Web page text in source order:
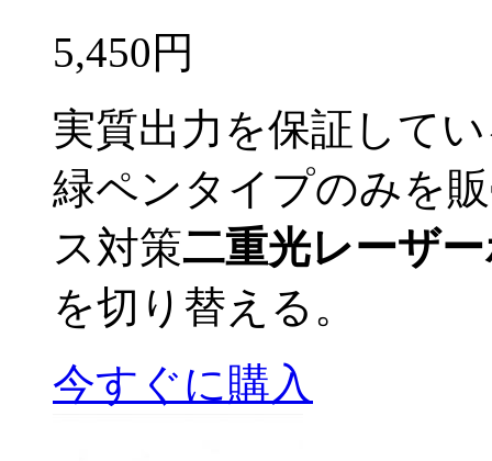
5,450円
実質出力を保証して
緑ペンタイプのみを
ス対策二重光レーザ
を切り替える。
今すぐに購入